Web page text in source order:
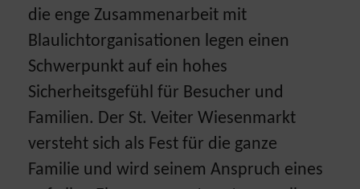
die enge Zusammenarbeit mit
Blaulichtorganisationen legen einen
Schwerpunkt auf ein hohes
Sicherheitsgefühl für Besucher und
Familien. Der St. Veiter Wiesenmarkt
versteht sich als Fest für die ganze
Familie und wird seinem Anspruch eines